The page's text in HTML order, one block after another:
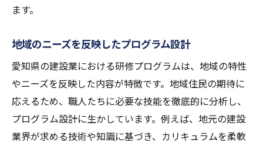
ます。
地域のニーズを反映したプログラム設計
愛知県の建設業における研修プログラムは、地域の特性
やニーズを反映した内容が特徴です。地域住民の期待に
応えるため、職人たちに必要な技能を徹底的に分析し、
プログラム設計に生かしています。例えば、地元の建設
業界が求める技術や知識に基づき、カリキュラムを柔軟